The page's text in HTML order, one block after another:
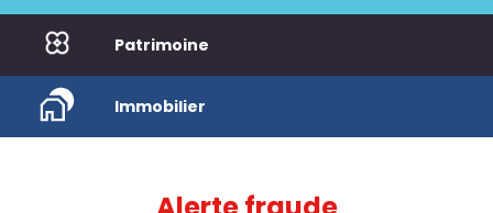
Patrimoine
Immobilier